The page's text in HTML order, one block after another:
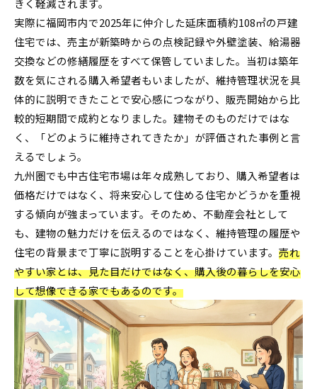
きく軽減されます。
実際に福岡市内で2025年に仲介した延床面積約108㎡の戸建
住宅では、売主が新築時からの点検記録や外壁塗装、給湯器
交換などの修繕履歴をすべて保管していました。当初は築年
数を気にされる購入希望者もいましたが、維持管理状況を具
体的に説明できたことで安心感につながり、販売開始から比
較的短期間で成約となりました。建物そのものだけではな
く、「どのように維持されてきたか」が評価された事例と言
えるでしょう。
九州圏でも中古住宅市場は年々成熟しており、購入希望者は
価格だけではなく、将来安心して住める住宅かどうかを重視
する傾向が強まっています。そのため、不動産会社として
も、建物の魅力だけを伝えるのではなく、維持管理の履歴や
住宅の背景まで丁寧に説明することを心掛けています。 売れ
やすい家とは、見た目だけではなく、購入後の暮らしを安心
して想像できる家でもあるのです。